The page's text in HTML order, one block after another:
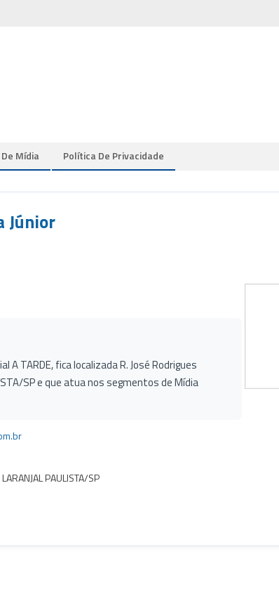
Mídia Política De Privacidade
Júnior
A TARDE, fica localizada R. José Rodrigues
SP e que atua nos segmentos de Mídia
PAULISTA/SP